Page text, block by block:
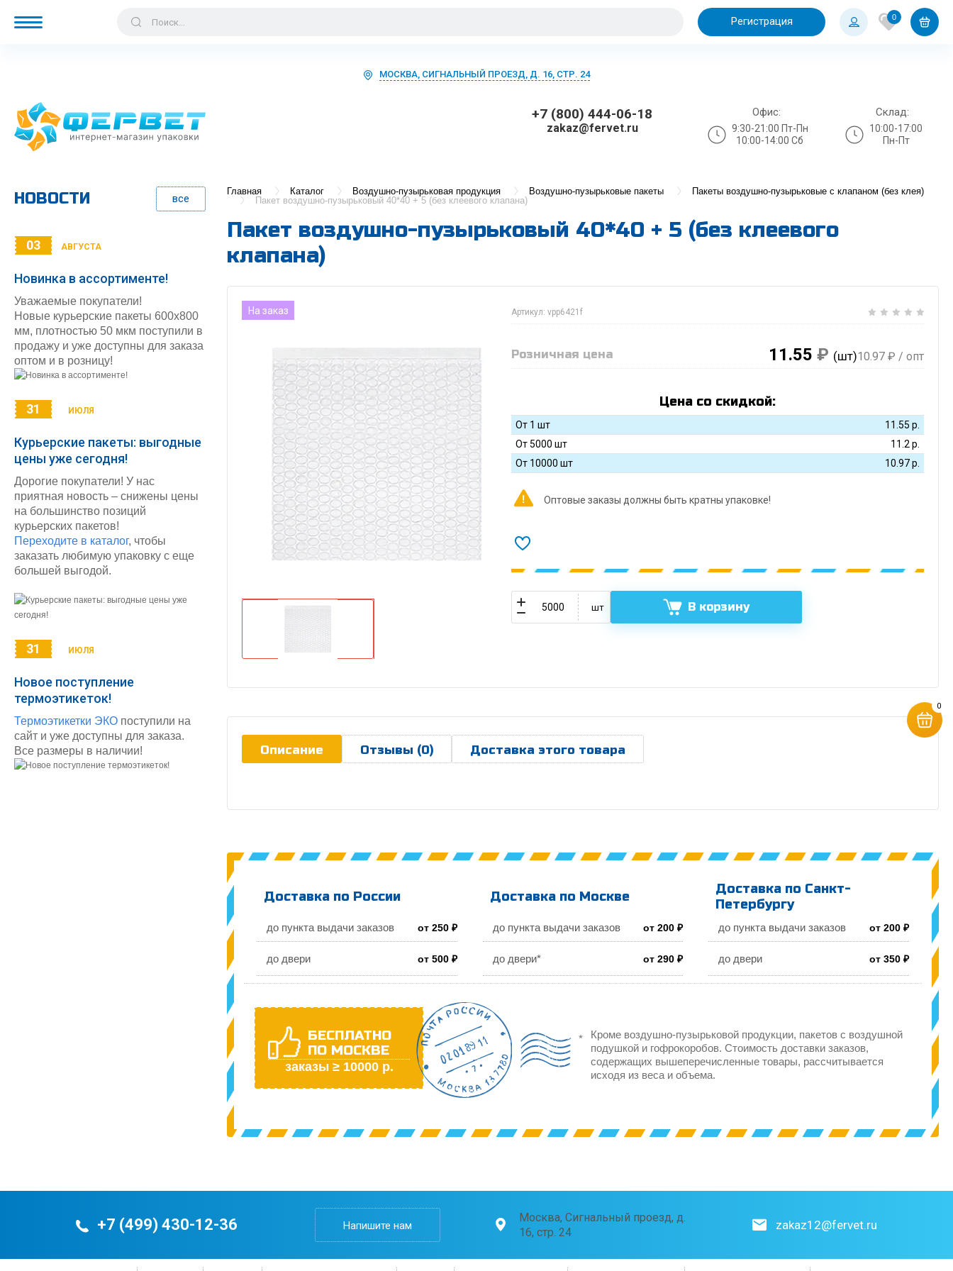
Регистрация 0
МОСКВА, СИГНАЛЬНЫЙ ПРОЕЗД, Д. 16, СТР. 24
+7 (800) 444-06-18
zakaz@fervet.ru
Офис:
9:30-21:00 Пт-Пн
10:00-14:00 Сб
Склад:
10:00-17:00
Пн-Пт
Главная Каталог Воздушно-пузырьковая продукция Воздушно-пузырьковые пакеты
Пакеты воздушно-пузырьковые с клапаном (без клея)
Пакет воздушно-пузырьковый 40*40 + 5 (без клеевого клапана)
Пакет воздушно-пузырьковый 40*40 + 5 (без клеевого
клапана)
На заказ Артикул: vpp6421f
Розничная цена 11.55 ₽ (шт)10.97 ₽ / опт
Цена со скидкой:
От 1 шт 11.55 р.
От 5000 шт
11.2 р.
От 10000 шт
10.97р.
Оптовые заказы должны быть кратны упаковке!
шт В корзину
Описание Отзывы (0) Доставка этого товара
Доставка по России
до пункта выдачи заказов от 250 ₽
до двери от 500 ₽
Доставка по Москве
до пункта выдачи заказов от 200 ₽
до двери* от 290 ₽
Доставка по Санкт-
Петербургу
до пункта выдачи заказов от 200 ₽
до двери от 350 ₽
БЕСПЛАТНО
ПО МОСКВЕ
заказы ≥ 10000 р.
Кроме воздушно-пузырьковой продукции, пакетов с воздушной
подушкой и гофрокоробов. Стоимость доставки заказов,
содержащих вышеперечисленные товары, рассчитывается
исходя из веса и объема.
НОВОСТИ все
03 АВГУСТА
Новинка в ассортименте!
Уважаемые покупатели!
Новые курьерские пакеты 600х800
мм, плотностью 50 мкм поступили в
продажу и уже доступны для заказа
оптом и в розницу!
31 ИЮЛЯ
Курьерские пакеты: выгодные
цены уже сегодня!
Дорогие покупатели! У нас
приятная новость – снижены цены
на большинство позиций
курьерских пакетов!
Переходите в каталог, чтобы
заказать любимую упаковку с еще
большей выгодой.
31 ИЮЛЯ
Новое поступление
термоэтикеток!
Термоэтикетки ЭКО поступили на
сайт и уже доступны для заказа.
Все размеры в наличии!
+7 (499) 430-12-36 Напишите нам
Москва, Сигнальный проезд, д.
16, стр. 24
zakaz12@fervet.ru
0